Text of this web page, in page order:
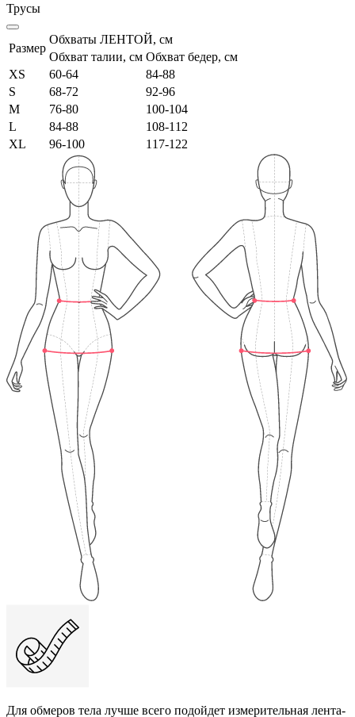
Трусы
Размер
Обхваты ЛЕНТОЙ, см
Обхват талии, см Обхват бедер, см
XS
60-64
84-88
S
68-72
92-96
M
76-80
100-104
L
84-88
108-112
XL
96-100 117-122
Для обмеров тела лучше всего подойдет измерительная лента-